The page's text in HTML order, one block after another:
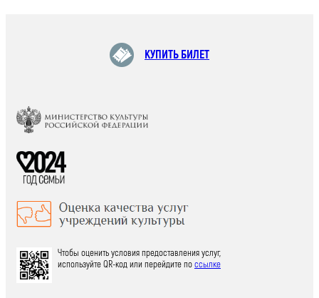
КУПИТЬ БИЛЕТ
Чтобы оценить условия предоставления услуг,
используйте QR-код или перейдите поссылке